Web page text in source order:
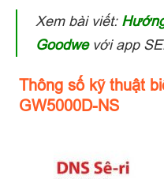
Xem bài viết:
Goodwevới app
Thông số kỹ thuật
GW5000D-NS